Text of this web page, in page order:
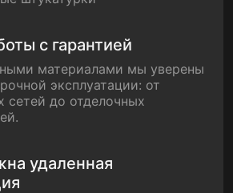
с гарантией
материалами мы уверены
эксплуатации: от
сетей до отделочных
удаленная